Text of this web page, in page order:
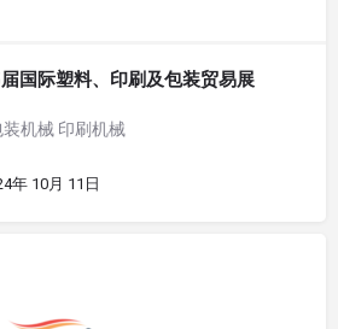
国际塑料、印刷及包装贸易展
机械 印刷机械
年 10月 11日